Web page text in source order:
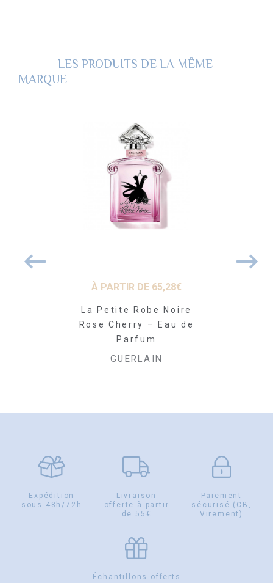
LES PRODUITS DE LA MÊME
MARQUE
À PARTIR DE 65,28€
La Petite Robe Noire
Rose Cherry – Eau de
Parfum
GUERLAIN
Expédition
sous 48h/72h
Livraison
offerte à partir
de 55€
Paiement
sécurisé (CB,
Virement)
Échantillons offerts